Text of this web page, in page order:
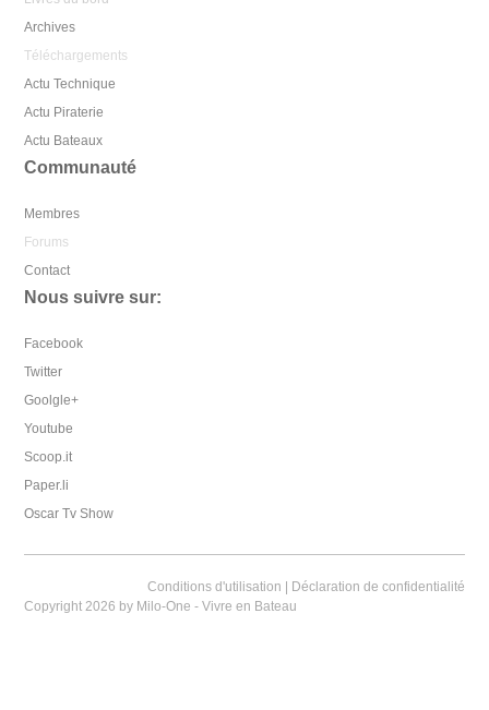
Archives
Téléchargements
Actu Technique
Actu Piraterie
Actu Bateaux
Communauté
Membres
Forums
Contact
Nous suivre sur:
Facebook
Twitter
Goolgle+
Youtube
Scoop.it
Paper.li
Oscar Tv Show
Conditions d'utilisation
Déclaration de confidentialité
Copyright 2026 by Milo-One - Vivre en Bateau